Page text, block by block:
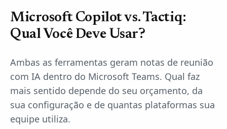
Microsoft Copilot vs. Tactiq:
Qual Você Deve Usar?
Ambas as ferramentas geram notas de reunião
com IA dentro do Microsoft Teams. Qual faz
mais sentido depende do seu orçamento, da
sua configuração e de quantas plataformas sua
equipe utiliza.